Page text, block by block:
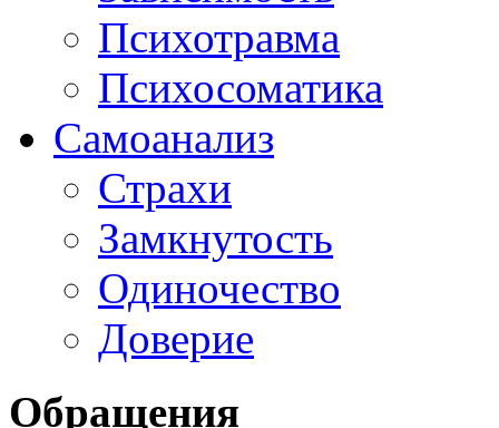
Психотравма
Психосоматика
Самоанализ
Страхи
Замкнутость
Одиночество
Доверие
Обращения